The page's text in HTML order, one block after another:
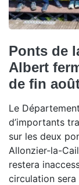
Ponts de
Albert
de fin
Le
d’importants
sur les deux
Allonzier-la-
restera
circulation